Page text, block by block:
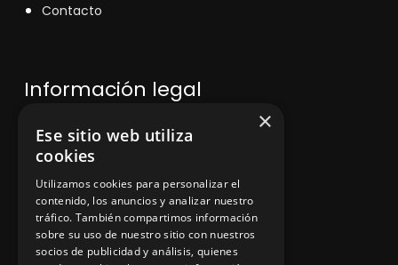
Contacto
Información legal
Política de privacidad
Aviso legal
App Zine Hostelería
×
Ese sitio web utiliza
cookies
Utilizamos cookies para personalizar el
contenido, los anuncios y analizar nuestro
tráfico. También compartimos información
sobre su uso de nuestro sitio con nuestros
socios de publicidad y análisis, quienes